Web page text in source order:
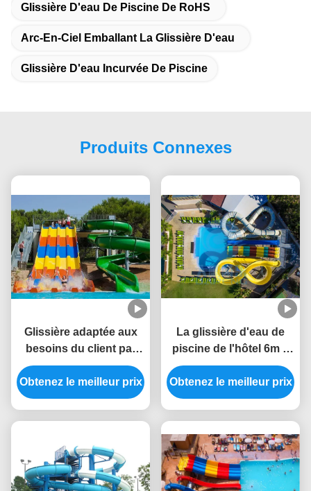
Glissière D'eau De Piscine De RoHS
Arc-En-Ciel Emballant La Glissière D'eau
Glissière D'eau Incurvée De Piscine
Produits Connexes
Glissière adaptée aux
besoins du client par
glissière de piscine de
parc aquatique pour
des adultes et des
Obtenez le meilleur prix
La glissière d'eau de
piscine de l'hôtel 6m a
placé la couleur
adaptée aux besoins du
client par fibre de verre
Obtenez le meilleur prix